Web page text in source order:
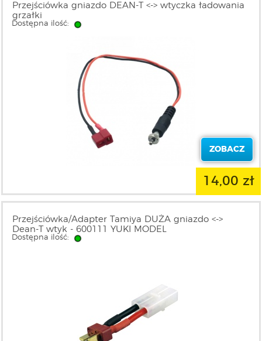
Przejściówka gniazdo DEAN-T <-> wtyczka ładowania
grzałki
Dostępna ilość:
ZOBACZ
14,00 zł
Przejściówka/Adapter Tamiya DUŻA gniazdo <->
Dean-T wtyk - 600111 YUKI MODEL
Dostępna ilość: